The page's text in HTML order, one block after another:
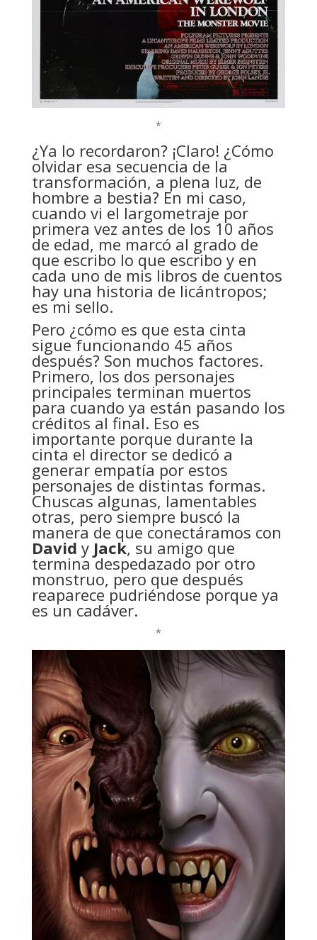
*
¿Ya lo recordaron? ¡Claro! ¿Cómo
olvidar esa secuencia de la
transformación, a plena luz, de
hombre a bestia? En mi caso,
cuando vi el largometraje por
primera vez antes de los 10 años
de edad, me marcó al grado de
que escribo lo que escribo y en
cada uno de mis libros de cuentos
hay una historia de licántropos;
es mi sello.
Pero ¿cómo es que esta cinta
sigue funcionando 45 años
después? Son muchos factores.
Primero, los dos personajes
principales terminan muertos
para cuando ya están pasando los
créditos al final. Eso es
importante porque durante la
cinta el director se dedicó a
generar empatía por estos
personajes de distintas formas.
Chuscas algunas, lamentables
otras, pero siempre buscó la
manera de que conectáramos con
David y Jack, su amigo que
termina despedazado por otro
monstruo, pero que después
reaparece pudriéndose porque ya
es un cadáver.
*